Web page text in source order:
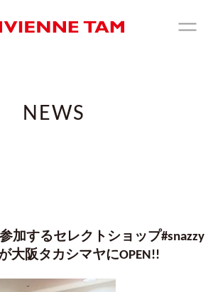
NEWS
参加するセレクトショップ#snazzy
が大阪タカシマヤにOPEN!!